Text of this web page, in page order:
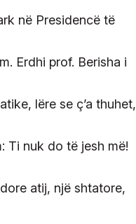
në Presidencë të
Erdhi prof. Berisha i
lëre se ç’a thuhet,
Ti nuk do të jesh më!
atij, një shtatore,